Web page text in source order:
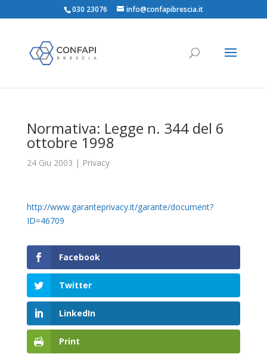
030 23076 info@confapibrescia.it
Normativa: Legge n. 344 del 6
ottobre 1998
24 Giu 2003 | Privacy
http://www.garanteprivacy.it/garante/document?
ID=46709
Facebook
Twitter
LinkedIn
Print